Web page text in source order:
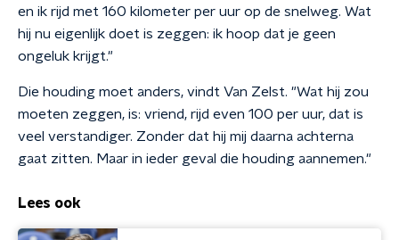
en ik rijd met 160 kilometer per uur op de snelweg. Wat
hij nu eigenlijk doet is zeggen: ik hoop dat je geen
ongeluk krijgt."
Die houding moet anders, vindt Van Zelst. "Wat hij zou
moeten zeggen, is: vriend, rijd even 100 per uur, dat is
veel verstandiger. Zonder dat hij mij daarna achterna
gaat zitten. Maar in ieder geval die houding aannemen."
Lees ook